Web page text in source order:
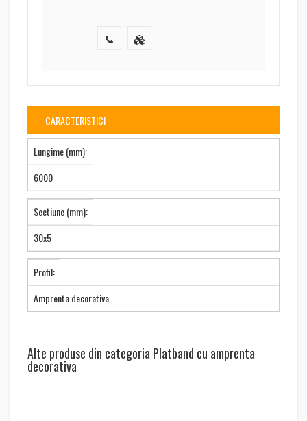
CARACTERISTICI
Lungime (mm):
6000
Sectiune (mm):
30x5
Profil:
Amprenta decorativa
Alte produse din categoria Platband cu amprenta
decorativa